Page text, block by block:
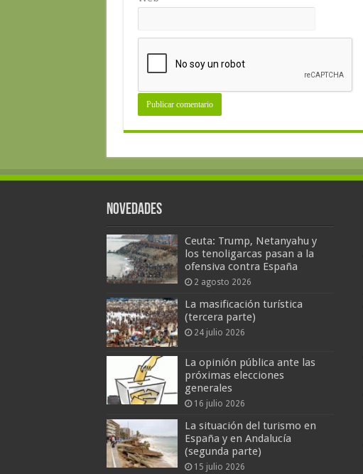
Novedades
Ceuta: Trump, Netanyahu y
los tenoligarcas pasan a la
ofensiva contra España
2 agosto 2026
La masificación turística
(tercera parte)
24 julio 2026
La opinión pública ante las
próximas elecciones
generales
16 julio 2026
La situación del turismo en
España y en Andalucía
(segunda parte)
15 julio 2026